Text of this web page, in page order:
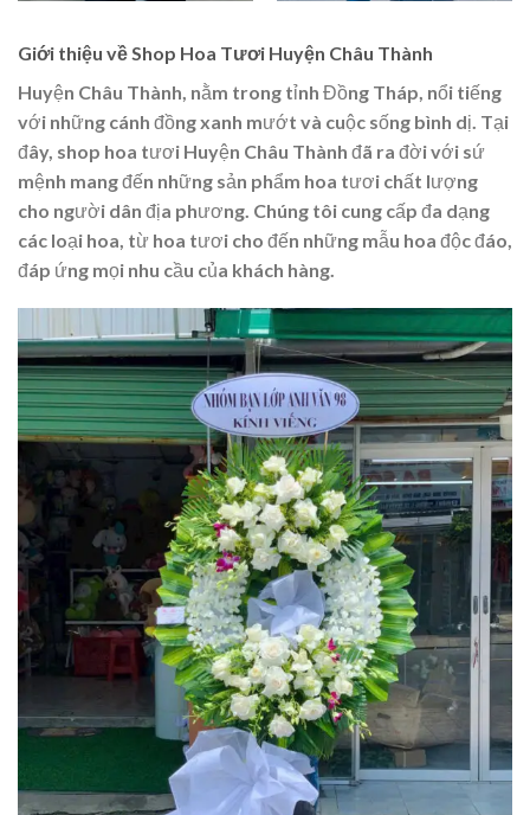
Giới thiệu về Shop Hoa Tươi Huyện Châu Thành
Huyện Châu Thành, nằm trong tỉnh Đồng Tháp, nổi tiếng
với những cánh đồng xanh mướt và cuộc sống bình dị. Tại
đây, shop hoa tươi Huyện Châu Thành đã ra đời với sứ
mệnh mang đến những sản phẩm hoa tươi chất lượng
cho người dân địa phương. Chúng tôi cung cấp đa dạng
các loại hoa, từ hoa tươi cho đến những mẫu hoa độc đáo,
đáp ứng mọi nhu cầu của khách hàng.